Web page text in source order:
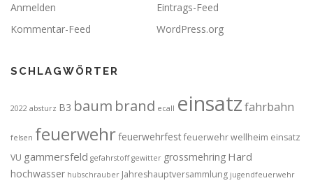
Anmelden
Eintrags-Feed
Kommentar-Feed
WordPress.org
SCHLAGWÖRTER
2022 absturz B3 baum brand ecall einsatzfahrbahn
felsen feuerwehrfeuerwehrfest feuerwehr wellheim einsatz
VU gammersfeld gefahrstoff gewitter grossmehring Hard
hochwasser hubschrauber Jahreshauptversammlung jugendfeuerwehr